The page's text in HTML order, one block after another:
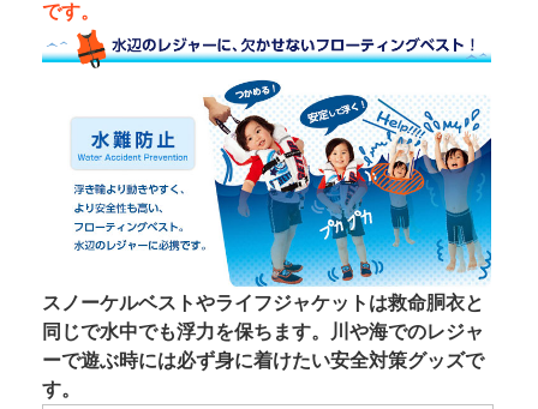
です。
スノーケルベストやライフジャケットは救命胴衣と
同じで水中でも浮力を保ちます。川や海でのレジャ
ーで遊ぶ時には必ず身に着けたい安全対策グッズで
す。